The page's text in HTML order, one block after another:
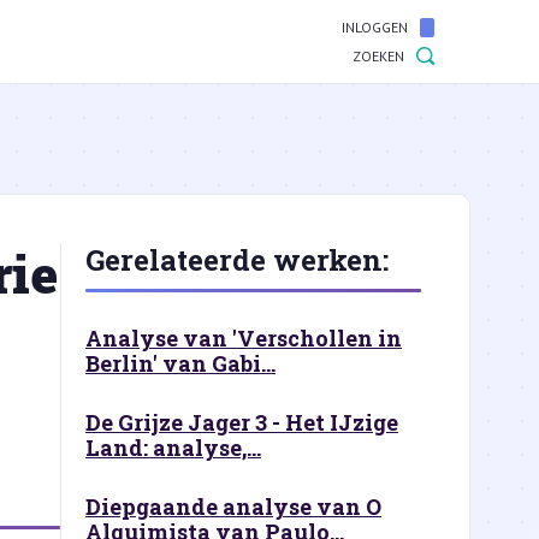
INLOGGEN
ZOEKEN
Gerelateerde werken:
Analyse van 'Verschollen in
Berlin' van Gabi...
De Grijze Jager 3 - Het IJzige
Land: analyse,...
Diepgaande analyse van O
Alquimista van Paulo...